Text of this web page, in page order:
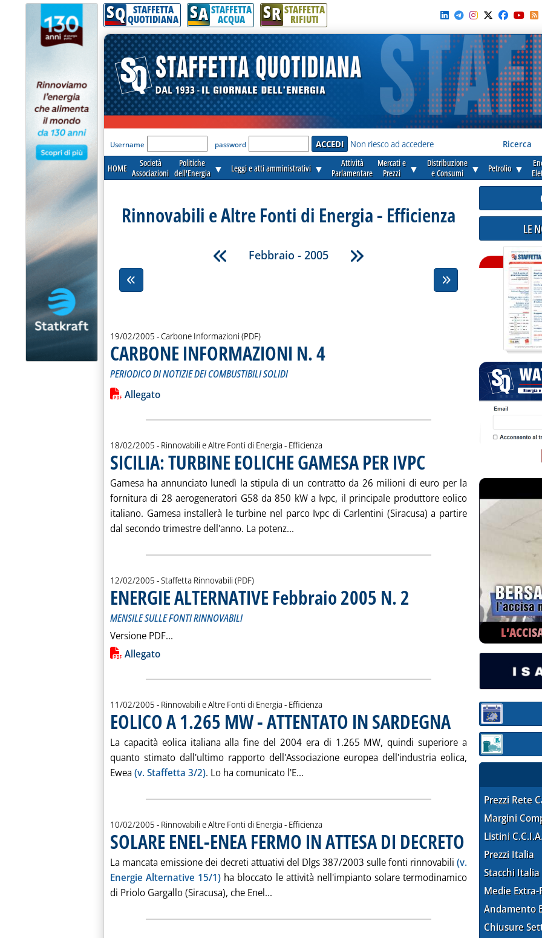
SQ STAFFETTA
QUOTIDIANA SA STAFFETTA
ACQUA SR STAFFETTA
RIFIUTI
'Modulo Login per accedere'
Username password Non riesco ad accedere Ricerca
HOME
Società
Associazioni
Politiche
dell'Energia ▼ Leggi e atti amministrativi ▼
Attività
Parlamentare
Mercati e
Prezzi
▼
Distribuzione
e Consumi
▼ Petrolio ▼
Rinnovabili e Altre Fonti di Energia - Efficienza
Febbraio - 2005
19/02/2005 - Carbone Informazioni (PDF)
CARBONE INFORMAZIONI N. 4
PERIODICO DI NOTIZIE DEI COMBUSTIBILI SOLIDI
Leggi tutta la notizia: 'CARBONE INFORMAZIONI N. 4'
Lista allegati PDF alla notizia
Allegato
18/02/2005 - Rinnovabili e Altre Fonti di Energia - Efficienza
SICILIA: TURBINE EOLICHE GAMESA PER IVPC. Pubblicata venerdì 18 febbraio 2005
Gamesa ha annunciato lunedì la stipula di un contratto da 26 milioni di euro per la
fornitura di 28 aerogeneratori G58 da 850 kW a Ivpc, il principale produttore eolico
italiano. Gamesa installerà le turbine nel parco Ivpc di Carlentini (Siracusa) a partire
dal secondo trimestre dell'anno. La potenz... Leggi tutta la notizia: 'SICILIA: TURBINE EOLICHE
12/02/2005 - Staffetta Rinnovabili (PDF)
ENERGIE ALTERNATIVE Febbraio 2005 N. 2 . Sottotitolo: MENSILE SULLE FONTI
. Pubblicata sabato 12 febbraio 2005 alle
MENSILE SULLE FONTI RINNOVABILI
Versione PDF...
Lista allegati PDF alla notizia
Allegato
11/02/2005 - Rinnovabili e Altre Fonti di Energia - Efficienza
EOLICO A 1.265 MW - ATTENTATO IN SARDEGNA . Pubblicata venerdì 11
La capacità eolica italiana alla fine del 2004 era di 1.265 MW, quindi superiore a
quanto stimato dall'ultimo rapporto dell'Associazione europea dell'industria eolica,
Ewea(v. Staffetta 3/2). Lo ha comunicato l'E... Leggi tutta la notizia: 'EOLICO A 1.265 MW -
10/02/2005 - Rinnovabili e Altre Fonti di Energia - Efficienza
SOLARE ENEL-ENEA FERMO IN ATTESA DI DECRETO . Pubblicata giovedì 10
La mancata emissione dei decreti attuativi del Dlgs 387/2003 sulle fonti rinnovabili (v.
Energie Alternative 15/1) ha bloccato le attività nell'impianto solare termodinamico
di Priolo Gargallo (Siracusa), che Enel... Leggi tutta la notizia: 'SOLARE ENEL-ENEA FERMO IN ATTESA DI
LE
Sezione:
Sezione:
Prezzi Rete
Margini
Listini
Prezzi Italia
Stacchi Italia
Medie Extra-
Andamento
Chiusure